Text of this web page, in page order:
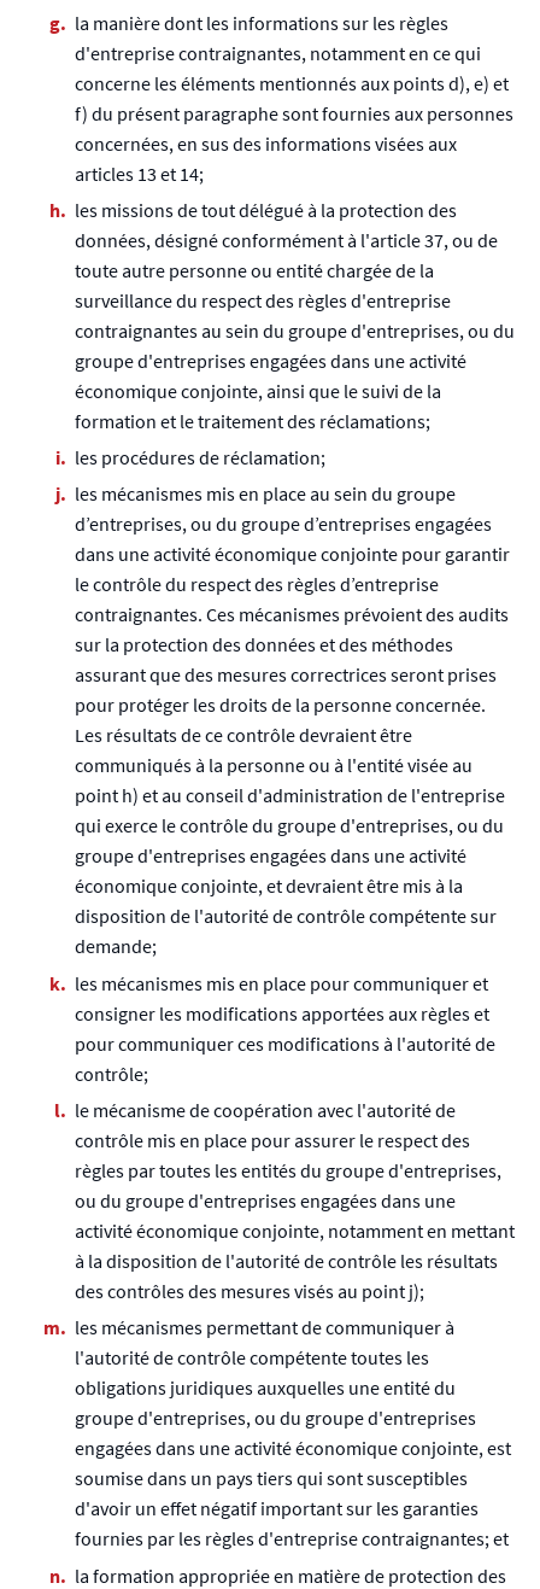
la manière dont les informations sur les règles
d'entreprise contraignantes, notamment en ce qui
concerne les éléments mentionnés aux points d), e) et
f) du présent paragraphe sont fournies aux personnes
concernées, en sus des informations visées aux
articles 13 et 14;
les missions de tout délégué à la protection des
données, désigné conformément à l'article 37, ou de
toute autre personne ou entité chargée de la
surveillance du respect des règles d'entreprise
contraignantes au sein du groupe d'entreprises, ou du
groupe d'entreprises engagées dans une activité
économique conjointe, ainsi que le suivi de la
formation et le traitement des réclamations;
les procédures de réclamation;
les mécanismes mis en place au sein du groupe
d’entreprises, ou du groupe d’entreprises engagées
dans une activité économique conjointe pour garantir
le contrôle du respect des règles d’entreprise
contraignantes. Ces mécanismes prévoient des audits
sur la protection des données et des méthodes
assurant que des mesures correctrices seront prises
pour protéger les droits de la personne concernée.
Les résultats de ce contrôle devraient être
communiqués à la personne ou à l'entité visée au
point h) et au conseil d'administration de l'entreprise
qui exerce le contrôle du groupe d'entreprises, ou du
groupe d'entreprises engagées dans une activité
économique conjointe, et devraient être mis à la
disposition de l'autorité de contrôle compétente sur
demande;
les mécanismes mis en place pour communiquer et
consigner les modifications apportées aux règles et
pour communiquer ces modifications à l'autorité de
contrôle;
le mécanisme de coopération avec l'autorité de
contrôle mis en place pour assurer le respect des
règles par toutes les entités du groupe d'entreprises,
ou du groupe d'entreprises engagées dans une
activité économique conjointe, notamment en mettant
à la disposition de l'autorité de contrôle les résultats
des contrôles des mesures visés au point j);
les mécanismes permettant de communiquer à
l'autorité de contrôle compétente toutes les
obligations juridiques auxquelles une entité du
groupe d'entreprises, ou du groupe d'entreprises
engagées dans une activité économique conjointe, est
soumise dans un pays tiers qui sont susceptibles
d'avoir un effet négatif important sur les garanties
fournies par les règles d'entreprise contraignantes; et
la formation appropriée en matière de protection des